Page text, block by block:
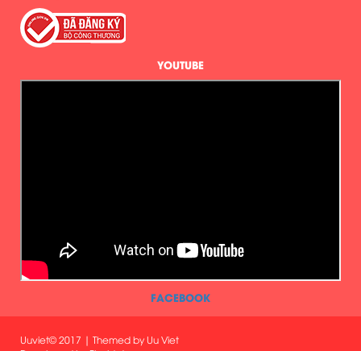
YOUTUBE
FACEBOOK
Uuviet© 2017 | Themed by Uu Viet